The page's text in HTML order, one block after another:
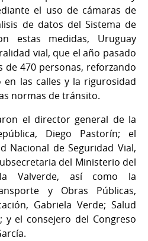
el uso de cámaras de
de datos del Sistema de
estas medidas, Uruguay
vial, que el año pasado
de 470 personas, reforzando
en las calles y la rigurosidad
normas de tránsito.
el director general de la
Diego Pastorín; el
Nacional de Seguridad Vial,
del Ministerio del
Valverde, así como la
y Obras Públicas,
Gabriela Verde; Salud
y el consejero del Congreso